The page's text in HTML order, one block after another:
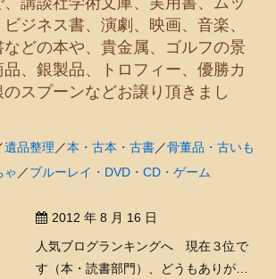
ジネス書、演劇、映画、音楽、
どの本や、貴金属、ゴルフの景
、銀製品、トロフィー、優勝カ
スプーンなどお譲り頂きまし
遺品整理／本・古本・古書／骨董品・古いも
ゃ／ブルーレイ・DVD・CD・ゲーム
2012 年 8 月 16 日
人気ブログランキングへ 現在３位で
す（本・読書部門）、どうもありがと